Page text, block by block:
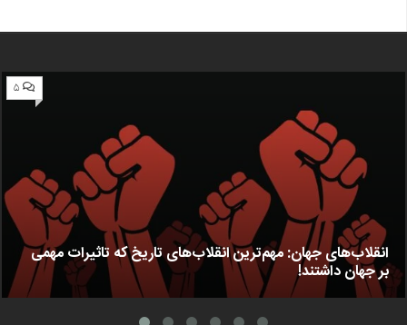
۵
انقلاب‌های جهان: مهم‌ترین انقلاب‌های تاریخ که تاثیرات مهمی
بر جهان داشتند!